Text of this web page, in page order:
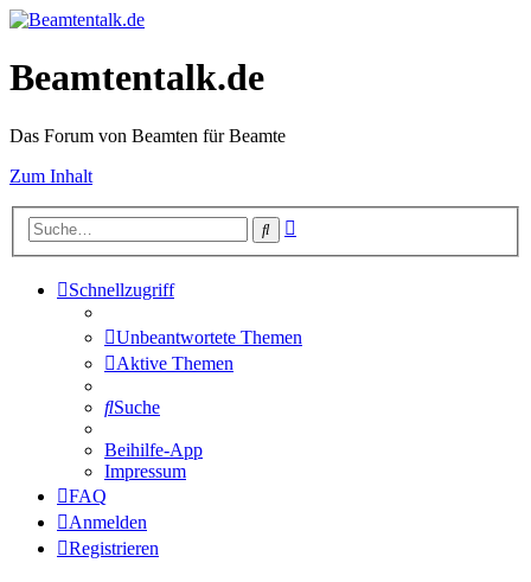
Beamtentalk.de
Das Forum von Beamten für Beamte
Zum Inhalt
Suche
Schnellzugriff
Unbeantwortete Themen
Aktive Themen
Suche
Beihilfe-App
Impressum
FAQ
Anmelden
Registrieren